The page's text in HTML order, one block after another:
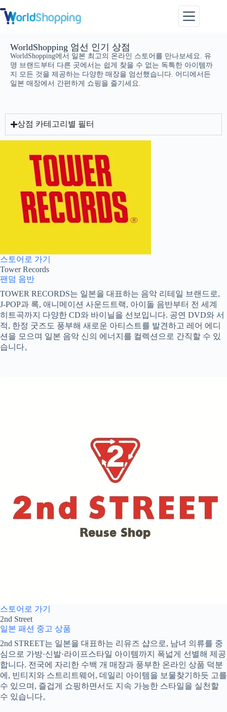
WorldShopping 엄선 인기 상점
WorldShopping에서 일본 최고의 온라인 스토어를 만나보세요. 유
명 브랜드부터 다른 곳에서는 쉽게 찾을 수 없는 독특한 아이템까
지 모든 것을 제공하는 다양한 매장을 엄선했습니다. 어디에서든
일본 매장에서 간편하게 쇼핑을 즐기세요.
상점 카테고리별 필터
스토어로 가기
Tower Records
팬덤 음반
TOWER RECORDS는 일본을 대표하는 음악 리테일 브랜드로,
J-POP과 록, 애니메이션 사운드트랙, 아이돌 음반부터 전 세계
히트곡까지 다양한 CD와 바이닐을 선보입니다. 공연 DVD와 서
적, 한정 굿즈도 풍부해 새로운 아티스트를 발견하고 레어 에디
션을 모으며 일본 음악 신의 에너지를 컬렉션으로 간직할 수 있
습니다。
스토어로 가기
2nd Street
일본 패션 중고 상품
2nd STREET는 일본을 대표하는 리유즈 샵으로, 남녀 의류를 중
심으로 가방·신발·라이프스타일 아이템까지 폭넓게 선별해 제공
합니다. 전국에 자리한 수백 개 매장과 풍부한 온라인 상품 덕분
에, 빈티지와 스트리트웨어, 데일리 아이템을 보물찾기하듯 고를
수 있으며, 즐겁게 쇼핑하면서도 지속 가능한 스타일을 실천할
수 있습니다。